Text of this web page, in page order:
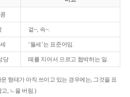
겉~, 속~.
‘월세’는 표준어임.
당 떼를 지어서 으르고 협박하는 일.
형태가 아직 쓰이고 있는 경우에는, 그것을 표
, ㄴ을 버림.)